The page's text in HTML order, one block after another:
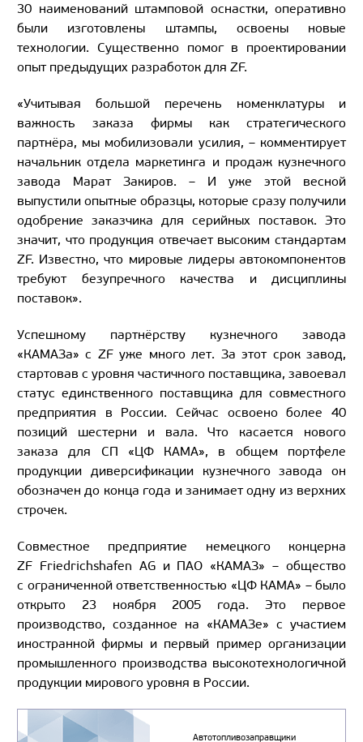
30 наименований штамповой оснастки, оперативно
были изготовлены штампы, освоены новые
технологии. Существенно помог в проектировании
опыт предыдущих разработок для ZF.
«Учитывая большой перечень номенклатуры и
важность заказа фирмы как стратегического
партнёра, мы мобилизовали усилия, – комментирует
начальник отдела маркетинга и продаж кузнечного
завода Марат Закиров. – И уже этой весной
выпустили опытные образцы, которые сразу получили
одобрение заказчика для серийных поставок. Это
значит, что продукция отвечает высоким стандартам
ZF. Известно, что мировые лидеры автокомпонентов
требуют безупречного качества и дисциплины
поставок».
Успешному партнёрству кузнечного завода
«КАМАЗа» с ZF уже много лет. За этот срок завод,
стартовав с уровня частичного поставщика, завоевал
статус единственного поставщика для совместного
предприятия в России. Сейчас освоено более 40
позиций шестерни и вала. Что касается нового
заказа для СП «ЦФ КАМА», в общем портфеле
продукции диверсификации кузнечного завода он
обозначен до конца года и занимает одну из верхних
строчек.
Совместное предприятие немецкого концерна
ZF Friedrichshafen AG и ПАО «КАМАЗ» – общество
с ограниченной ответственностью «ЦФ КАМА» – было
открыто 23 ноября 2005 года. Это первое
производство, созданное на «КАМАЗе» с участием
иностранной фирмы и первый пример организации
промышленного производства высокотехнологичной
продукции мирового уровня в России.